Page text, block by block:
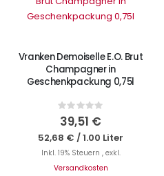
IN DEN WARENKORB
Vranken Demoiselle E.O. Brut
Champagner in
Geschenkpackung 0,75l
Rating:
0%
39,51 €
52,68 € /1.00 Liter
Inkl. 19% Steuern , exkl.
Versandkosten